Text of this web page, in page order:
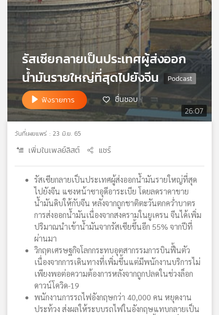
เครือ
ข่าย
วิทยุ
ไทย
เอส
แผนที่
วิทยุ
เครือ
ข่าย
26:07
รัสเซียกลายเป็นประเทศผู้ส่งออก
น้ำมันรายใหญ่ที่สุดไปยังจีน
ฟังรายการ ชื่นชอบ
วันที่เผยแพร่ : 23 มิ.ย. 65
เพิ่มในเพลย์ลิสต์ แชร์
รัสเซียกลายเป็นประเทศผู้ส่งออกน้ำมันรายใหญ่ที่สุด
ไปยังจีน แซงหน้าซาอุดีอาระเบีย โดยลดราคาขาย
น้ำมันดิบให้กับจีน หลังจากถูกชาติตะวันตกคว่ำบาตร
การส่งออกน้ำมันเนื่องจากสงครามในยูเครน จีนได้เพิ่ม
ปริมาณนำเข้าน้ำมันจากรัสเซียขึ้นอีก 55% จากปีที่
ผ่านมา
วิกฤตเศรษฐกิจโลกกระทบอุตสากรรมการบินฟื้นตัว
เนื่องจากการเดินทางที่เพิ่มขึ้นแต่มีพนักงานบริการไม่
เพียงพอต่อความต้องการหลังจากถูกปลดในช่วงล็อก
ดาวน์โควิด-19
พนักงานการรถไฟอังกฤษกว่า 40,000 คน หยุดงาน
ประท้วง ส่งผลให้ระบบรถไฟในอังกฤษแทบกลายเป็น